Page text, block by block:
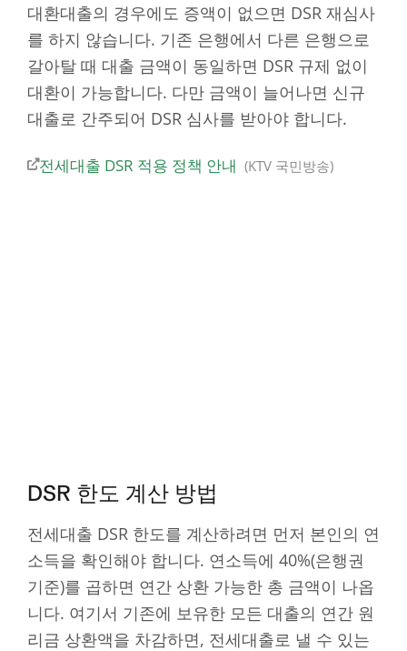
대환대출의 경우에도 증액이 없으면 DSR 재심사
를 하지 않습니다. 기존 은행에서 다른 은행으로
갈아탈 때 대출 금액이 동일하면 DSR 규제 없이
대환이 가능합니다. 다만 금액이 늘어나면 신규
대출로 간주되어 DSR 심사를 받아야 합니다.
전세대출 DSR 적용 정책 안내 KTV 국민방송
DSR 한도 계산 방법
전세대출 DSR 한도를 계산하려면 먼저 본인의 연
소득을 확인해야 합니다. 연소득에 40%(은행권
기준)를 곱하면 연간 상환 가능한 총 금액이 나옵
니다. 여기서 기존에 보유한 모든 대출의 연간 원
리금 상환액을 차감하면, 전세대출로 낼 수 있는